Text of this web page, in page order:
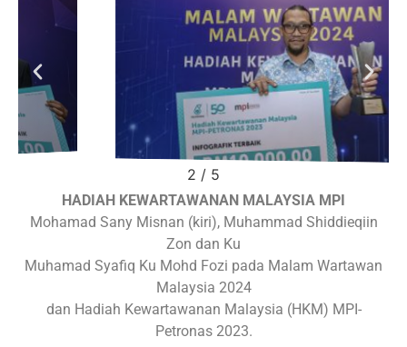
2 / 5
HADIAH KEWARTAWANAN MALAYSIA MPI
Mohamad Sany Misnan (kiri), Muhammad Shiddieqiin
Zon dan Ku
Muhamad Syafiq Ku Mohd Fozi pada Malam Wartawan
Malaysia 2024
dan Hadiah Kewartawanan Malaysia (HKM) MPI-
Petronas 2023.